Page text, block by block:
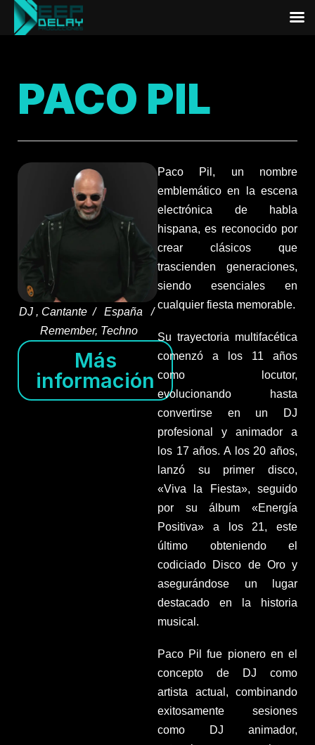
PACO PIL
DJ , Cantante / España /
Remember, Techno
Más
información
Paco Pil, un nombre
emblemático en la escena
electrónica de habla
hispana, es reconocido por
crear clásicos que
trascienden generaciones,
siendo esenciales en
cualquier fiesta memorable.
Su trayectoria multifacética
comenzó a los 11 años
como locutor,
evolucionando hasta
convertirse en un DJ
profesional y animador a
los 17 años. A los 20 años,
lanzó su primer disco,
«Viva la Fiesta», seguido
por su álbum «Energía
Positiva» a los 21, este
último obteniendo el
codiciado Disco de Oro y
asegurándose un lugar
destacado en la historia
musical.
Paco Pil fue pionero en el
concepto de DJ como
artista actual, combinando
exitosamente sesiones
como DJ animador,